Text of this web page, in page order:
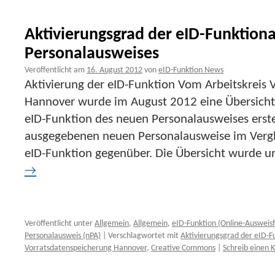
Aktivierungsgrad der eID-
Personalausweises
Veröffentlicht am 16. August 2012 von eID-Funktion News
Aktivierung der eID-Funktion Vom Arbeitskreis
Hannover wurde im August 2012 eine
eID-Funktion des neuen Personalausweises
ausgegebenen neuen Personalausweise im
eID-Funktion gegenüber. Die Übersicht wurde
→
Veröffentlicht unter Allgemein, Allgemein, eID-Funktion (Online-
Personalausweis (nPA)
Verschlagwortet mit Aktivierungsgrad der eID-
Vorratsdatenspeicherung Hannover, Creative Commons Schreib einen